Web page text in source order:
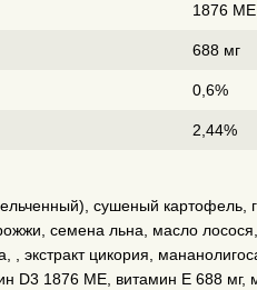
1876 МЕ
688 мг
0,6%
2,44%
сушеный картофель,
семена льна, масло
, экстракт цикория,
D3 1876 ME, витамин E 688 мг,